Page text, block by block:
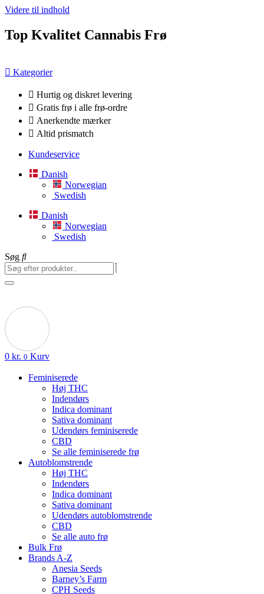
Videre til indhold
Top Kvalitet Cannabis Frø
Kategorier
Hurtig og diskret levering
Gratis frø i alle frø-ordre
Anerkendte mærker
Altid prismatch
Kundeservice
Danish
Norwegian
Swedish
Danish
Norwegian
Swedish
Søg
0 kr. 0 Kurv
Feminiserede
Høj THC
Indendørs
Indica dominant
Sativa dominant
Udendørs feminiserede
CBD
Se alle feminiserede frø
Autoblomstrende
Høj THC
Indendørs
Indica dominant
Sativa dominant
Udendørs autoblomstrende
CBD
Se alle auto frø
Bulk Frø
Brands A-Z
Anesia Seeds
Barney’s Farm
CPH Seeds